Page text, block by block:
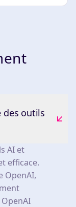
des outils
AI et
efficace.
OpenAI,